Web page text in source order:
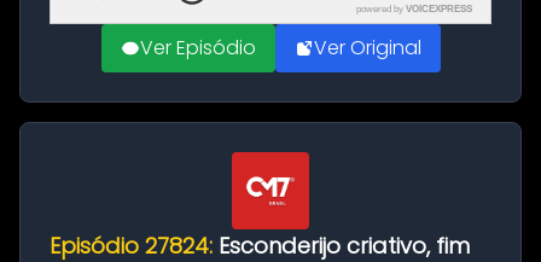
powered by VOICEXPRESS
Ver Episódio Ver Original
Episódio 27824: Esconderijo criativo, fim